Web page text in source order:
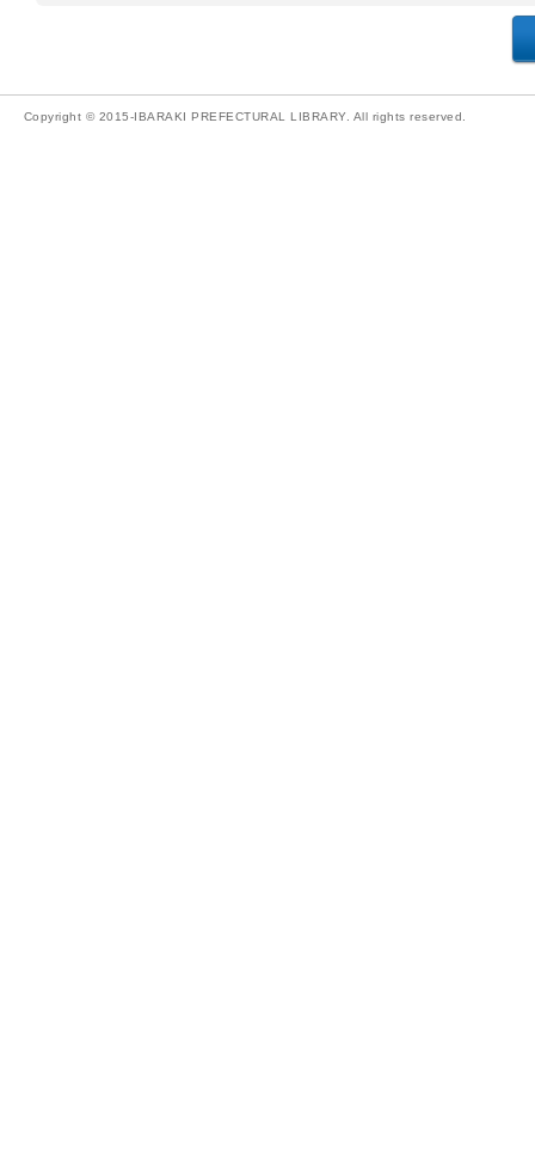
Copyright © 2015-IBARAKI PREFECTURAL LIBRARY. All rights reserved.